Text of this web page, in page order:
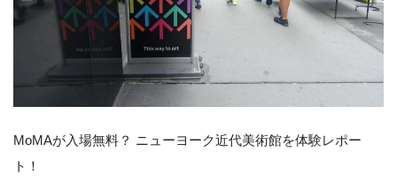
MoMAが入場無料？ ニューヨーク近代美術館を体験レポー
ト！